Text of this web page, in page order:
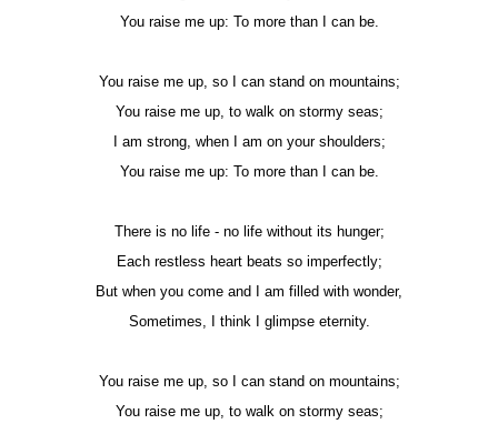
You raise me up: To more than I can be.
You raise me up, so I can stand on mountains;
You raise me up, to walk on stormy seas;
I am strong, when I am on your shoulders;
You raise me up: To more than I can be.
There is no life - no life without its hunger;
Each restless heart beats so imperfectly;
But when you come and I am filled with wonder,
Sometimes, I think I glimpse eternity.
You raise me up, so I can stand on mountains;
You raise me up, to walk on stormy seas;